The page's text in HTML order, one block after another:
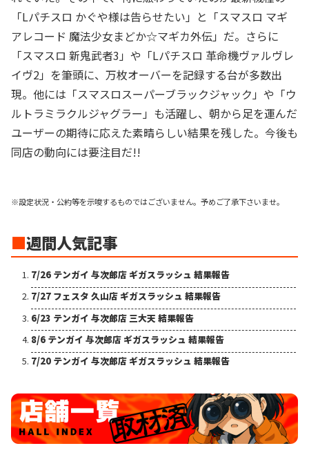
「Lパチスロ かぐや様は告らせたい」と「スマスロ マギ
アレコード 魔法少女まどか☆マギカ外伝」だ。さらに
「スマスロ 新鬼武者3」や「Lパチスロ 革命機ヴァルヴレ
イヴ2」を筆頭に、万枚オーバーを記録する台が多数出
現。他には「スマスロスーパーブラックジャック」や「ウ
ルトラミラクルジャグラー」も活躍し、朝から足を運んだ
ユーザーの期待に応えた素晴らしい結果を残した。今後も
同店の動向には要注目だ!!
※設定状況・公約等を示唆するものではございません。予めご了承下さいませ。
■週間人気記事
7/26 テンガイ 与次郎店 ギガスラッシュ 結果報告
7/27 フェスタ 久山店 ギガスラッシュ 結果報告
6/23 テンガイ 与次郎店 三大天 結果報告
8/6 テンガイ 与次郎店 ギガスラッシュ 結果報告
7/20 テンガイ 与次郎店 ギガスラッシュ 結果報告